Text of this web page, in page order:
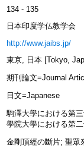
134 - 135
日本印度学仏教学会
http://www.jaibs.jp/
東京, 日本 [Tokyo,
期刊論文=Journal
日文=Japanese
駒澤大學における第
學院大學における第
金剛頂經の斷片; 聖眾